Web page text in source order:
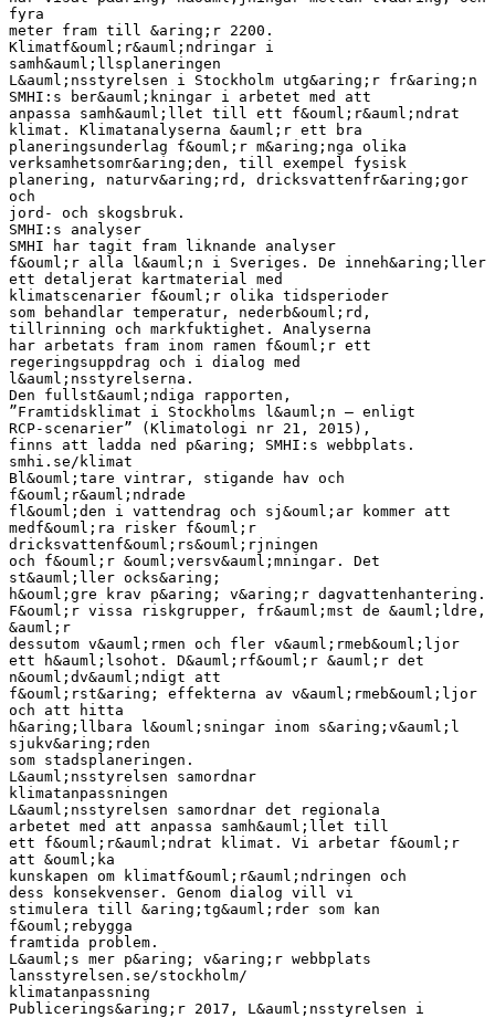
fyra
meter fram till &aring;r 2200.
Klimatf&ouml;r&auml;ndringar i
samh&auml;llsplaneringen
L&auml;nsstyrelsen i Stockholm utg&aring;r fr&aring;n
SMHI:s ber&auml;kningar i arbetet med att
anpassa samh&auml;llet till ett f&ouml;r&auml;ndrat
klimat. Klimatanalyserna &auml;r ett bra
planeringsunderlag f&ouml;r m&aring;nga olika
verksamhetsomr&aring;den, till exempel fysisk
planering, naturv&aring;rd, dricksvattenfr&aring;gor
och
jord- och skogsbruk.
SMHI:s analyser
SMHI har tagit fram liknande analyser
f&ouml;r alla l&auml;n i Sveriges. De inneh&aring;ller
ett detaljerat kartmaterial med
klimatscenarier f&ouml;r olika tidsperioder
som behandlar temperatur, nederb&ouml;rd,
tillrinning och markfuktighet. Analyserna
har arbetats fram inom ramen f&ouml;r ett
regeringsuppdrag och i dialog med
l&auml;nsstyrelserna.
Den fullst&auml;ndiga rapporten,
”Framtidsklimat i Stockholms l&auml;n – enligt
RCP-scenarier” (Klimatologi nr 21, 2015),
finns att ladda ned p&aring; SMHI:s webbplats.
smhi.se/klimat
Bl&ouml;tare vintrar, stigande hav och
f&ouml;r&auml;ndrade
fl&ouml;den i vattendrag och sj&ouml;ar kommer att
medf&ouml;ra risker f&ouml;r
dricksvattenf&ouml;rs&ouml;rjningen
och f&ouml;r &ouml;versv&auml;mningar. Det
st&auml;ller ocks&aring;
h&ouml;gre krav p&aring; v&aring;r dagvattenhantering.
F&ouml;r vissa riskgrupper, fr&auml;mst de &auml;ldre,
&auml;r
dessutom v&auml;rmen och fler v&auml;rmeb&ouml;ljor
ett h&auml;lsohot. D&auml;rf&ouml;r &auml;r det
n&ouml;dv&auml;ndigt att
f&ouml;rst&aring; effekterna av v&auml;rmeb&ouml;ljor
och att hitta
h&aring;llbara l&ouml;sningar inom s&aring;v&auml;l
sjukv&aring;rden
som stadsplaneringen.
L&auml;nsstyrelsen samordnar
klimatanpassningen
L&auml;nsstyrelsen samordnar det regionala
arbetet med att anpassa samh&auml;llet till
ett f&ouml;r&auml;ndrat klimat. Vi arbetar f&ouml;r
att &ouml;ka
kunskapen om klimatf&ouml;r&auml;ndringen och
dess konsekvenser. Genom dialog vill vi
stimulera till &aring;tg&auml;rder som kan
f&ouml;rebygga
framtida problem.
L&auml;s mer p&aring; v&aring;r webbplats
lansstyrelsen.se/stockholm/
klimatanpassning
Publicerings&aring;r 2017, L&auml;nsstyrelsen i